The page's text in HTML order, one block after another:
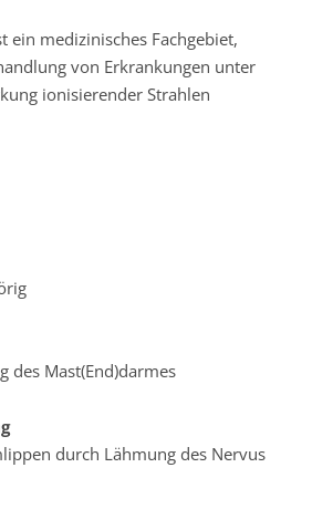
ein medizinisches Fachgebiet,
von Erkrankungen unter
ionisierender Strahlen
des Mast(End)darmes
durch Lähmung des Nervus